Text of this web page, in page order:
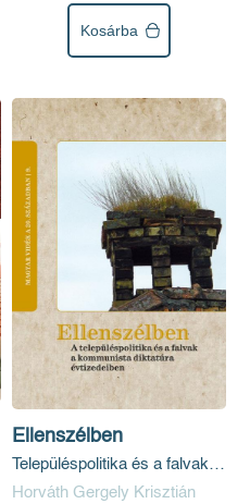
Kosárba
Ellenszélben
Településpolitika és a falvak a
kommunista diktatúra
Horváth Gergely Krisztián